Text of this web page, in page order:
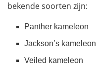
bekende soorten zijn:
Panther kameleon
Jackson’s kameleon
Veiled kameleon